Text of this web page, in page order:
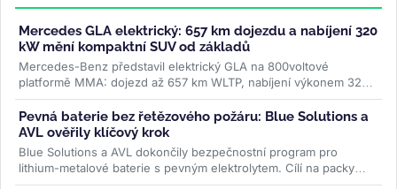
Mercedes GLA elektrický: 657 km dojezdu a nabíjení 320
kW mění kompaktní SUV od základů
Mercedes-Benz představil elektrický GLA na 800voltové
platformě MMA: dojezd až 657 km WLTP, nabíjení výkonem 320
kW a plnění na 80 % za 22...>>
Pevná baterie bez řetězového požáru: Blue Solutions a
AVL ověřily klíčový krok
Blue Solutions a AVL dokončily bezpečnostní program pro
lithium-metalové baterie s pevným elektrolytem. Cílí na packy
bez šíření tepelné...>>